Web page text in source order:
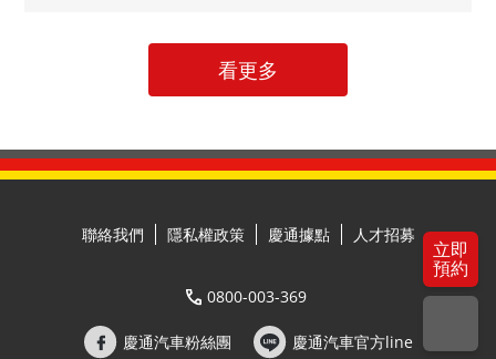
看更多
聯絡我們 隱私權政策 慶通據點 人才招募
0800-003-369
慶通汽車粉絲團 慶通汽車官方line
立即
預約